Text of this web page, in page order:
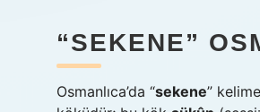
“SEKENE”
Osmanlıca’da “sekene”